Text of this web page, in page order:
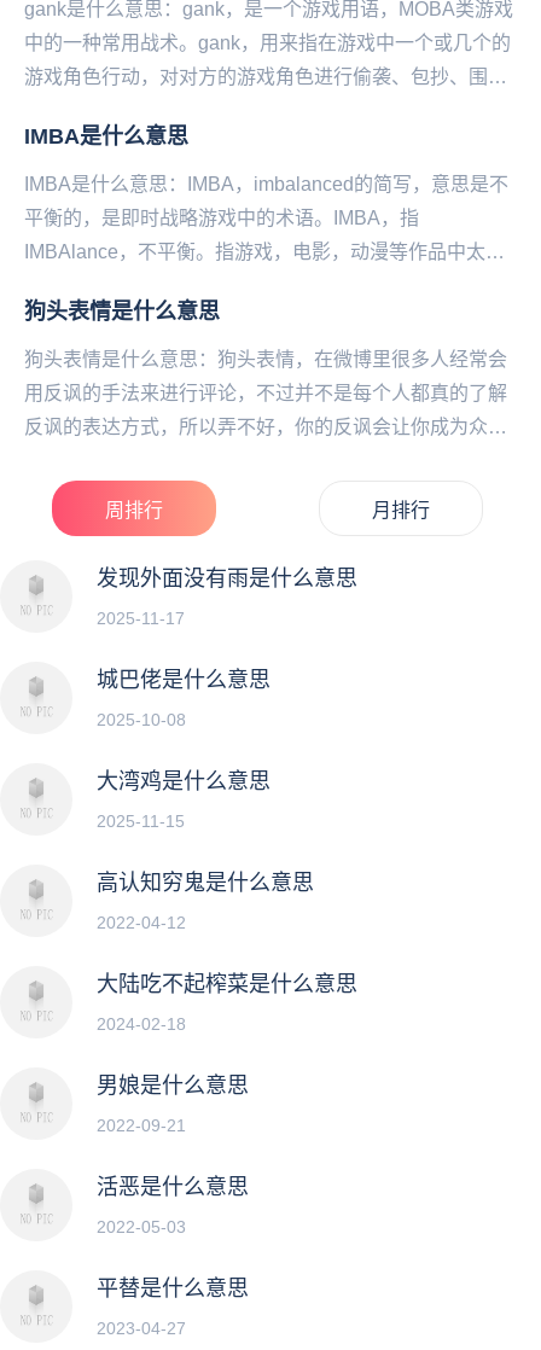
gank是什么意思：gank，是一个游戏用语，MOBA类游戏
中的一种常用战术。gank，用来指在游戏中一个或几个的
游戏角色行动，对对方的游戏角色进行偷袭、包抄、围
IMBA是什么意思
IMBA是什么意思：IMBA，imbalanced的简写，意思是不
平衡的，是即时战略游戏中的术语。IMBA，指
IMBAlance，不平衡。指游戏，电影，动漫等作品中太多
狗头表情是什么意思
狗头表情是什么意思：狗头表情，在微博里很多人经常会
用反讽的手法来进行评论，不过并不是每个人都真的了解
反讽的表达方式，所以弄不好，你的反讽会让你成为众矢
法，...
周排行 月排行
发现外面没有雨是什么意思
2025-11-17
城巴佬是什么意思
2025-10-08
大湾鸡是什么意思
2025-11-15
高认知穷鬼是什么意思
2022-04-12
大陆吃不起榨菜是什么意思
2024-02-18
男娘是什么意思
2022-09-21
活恶是什么意思
2022-05-03
平替是什么意思
2023-04-27